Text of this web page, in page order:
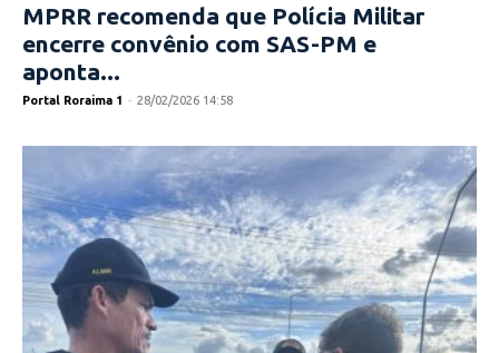
MPRR recomenda que Polícia Militar
encerre convênio com SAS-PM e
aponta...
Portal Roraima 1 - 28/02/2026 14:58